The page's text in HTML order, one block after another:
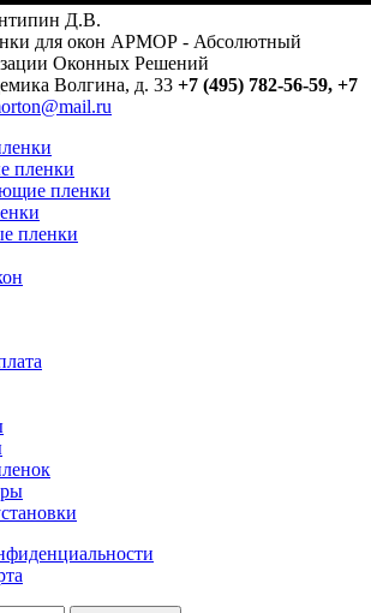
Д.В.
для окон АРМОР - Абсолютный
Оконных Решений
Волгина, д. 33 +7 (495) 782-56-59, +7
пленки
пленки
пленки